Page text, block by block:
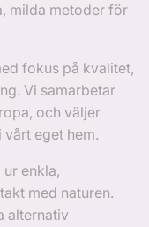
milda metoder för
fokus på kvalitet,
Vi samarbetar
och väljer
eget hem.
enkla,
med naturen.
alternativ